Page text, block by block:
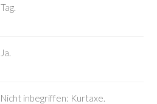
Tag.
Ja.
Nicht inbegriffen: Kurtaxe.